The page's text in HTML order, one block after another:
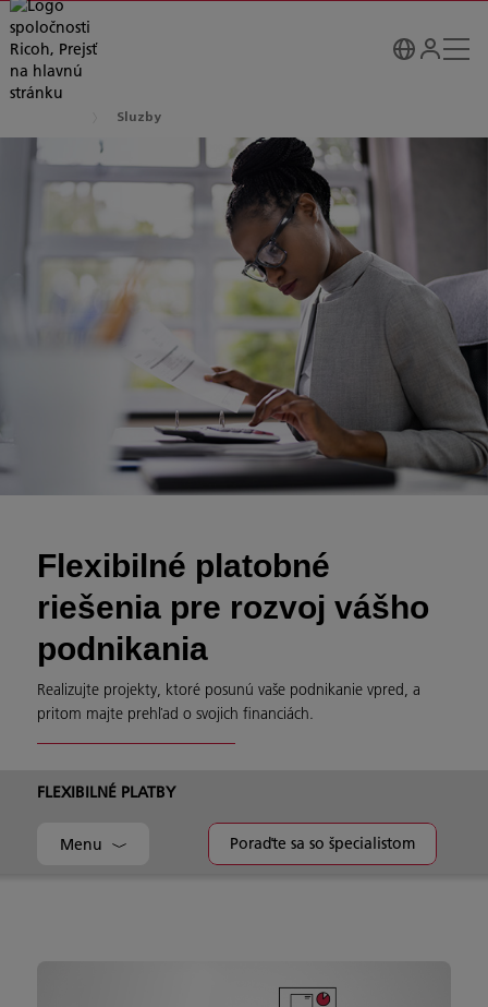
Sluzby
Flexibilné platobné
riešenia pre rozvoj vášho
podnikania
Realizujte projekty, ktoré posunú vaše podnikanie vpred, a
pritom majte prehľad o svojich financiách.
FLEXIBILNÉ PLATBY
Menu Poraďte sa so špecialistom